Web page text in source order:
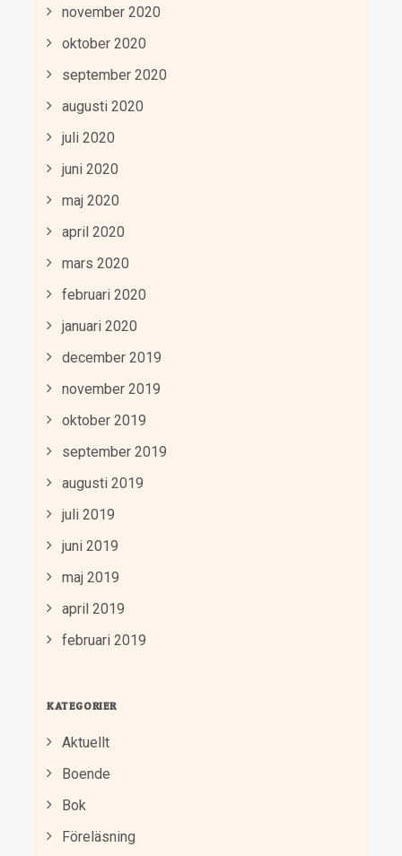
november 2020
oktober 2020
september 2020
augusti 2020
juli 2020
juni 2020
maj 2020
april 2020
mars 2020
februari 2020
januari 2020
december 2019
november 2019
oktober 2019
september 2019
augusti 2019
juli 2019
juni 2019
maj 2019
april 2019
februari 2019
KATEGORIER
Aktuellt
Boende
Bok
Föreläsning